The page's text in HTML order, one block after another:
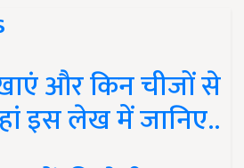
और किन चीजों से
इस लेख में जानिए..